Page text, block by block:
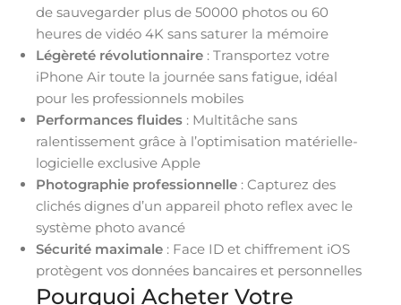
de sauvegarder plus de 50000 photos ou 60
heures de vidéo 4K sans saturer la mémoire
Légèreté révolutionnaire : Transportez votre
iPhone Air toute la journée sans fatigue, idéal
pour les professionnels mobiles
Performances fluides : Multitâche sans
ralentissement grâce à l’optimisation matérielle-
logicielle exclusive Apple
Photographie professionnelle : Capturez des
clichés dignes d’un appareil photo reflex avec le
système photo avancé
Sécurité maximale : Face ID et chiffrement iOS
protègent vos données bancaires et personnelles
Pourquoi Acheter Votre